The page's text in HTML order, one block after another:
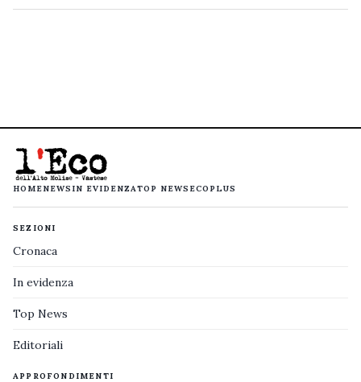
HOMENEWS IN EVIDENZATOP NEWS ECOPLUS
SEZIONI
Cronaca
In evidenza
Top News
Editoriali
APPROFONDIMENTI